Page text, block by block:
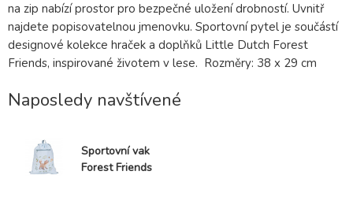
na zip nabízí prostor pro bezpečné uložení drobností. Uvnitř
najdete popisovatelnou jmenovku. Sportovní pytel je součástí
designové kolekce hraček a doplňků Little Dutch Forest
Friends, inspirované životem v lese. Rozměry: 38 x 29 cm
Naposledy navštívené
Sportovní vak
Forest Friends